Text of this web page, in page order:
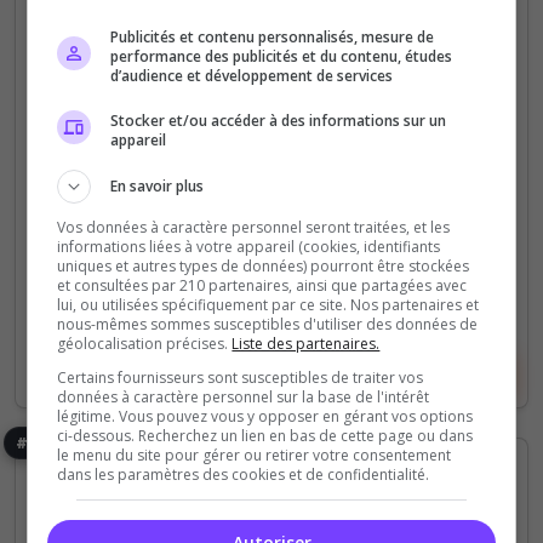
Ouverture 18 Avril 2026 - Skyblock Fantasy 🧭
Classes Humain, Nain ⚔️ Donjons instanciés 🧭 boss
uniques 🛠️ Métiers et items farm2win💰 Économie
dynamique 💎 Runes 🛠️...
1 877
votes
(0)
75/1 000Joueurs
Voir le serveur Voter
#9
Publicités et contenu personnalisés, mesure de
performance des publicités et du contenu, études
d’audience et développement de services
Stocker et/ou accéder à des informations sur un
appareil
En savoir plus
Vos données à caractère personnel seront traitées, et les
informations liées à votre appareil (cookies, identifiants
uniques et autres types de données) pourront être stockées
et consultées par 210 partenaires, ainsi que partagées avec
lui, ou utilisées spécifiquement par ce site. Nos partenaires et
nous-mêmes sommes susceptibles d'utiliser des données de
géolocalisation précises. Liste des partenaires.
Certains fournisseurs sont susceptibles de traiter vos
données à caractère personnel sur la base de l'intérêt
légitime. Vous pouvez vous y opposer en gérant vos options
ci-dessous. Recherchez un lien en bas de cette page ou dans
le menu du site pour gérer ou retirer votre consentement
dans les paramètres des cookies et de confidentialité.